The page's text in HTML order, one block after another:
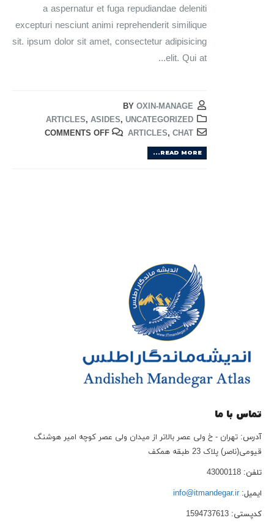
a aspernatur et fuga repudiandae deleniti
excepturi nesciunt animi reprehenderit similique
sit. ipsum dolor sit amet, consectetur adipisicing
elit. Qui at...
BY OXIN-MANAGE
ARTICLES, ASIDES, UNCATEGORIZED
ARTICLES, CHAT
COMMENTS OFF
READ MORE...
تماس با ما
آدرس: تهران - خ ولی عصر بالاتر از میدان ولی عصر کوچه امیر هوشنگ
قیومی(ناصر) پلاک 23 طبقه همکف
تلفن: 43000118
ایمیل: info@itmandegar.ir
کدپستی: 1594737613